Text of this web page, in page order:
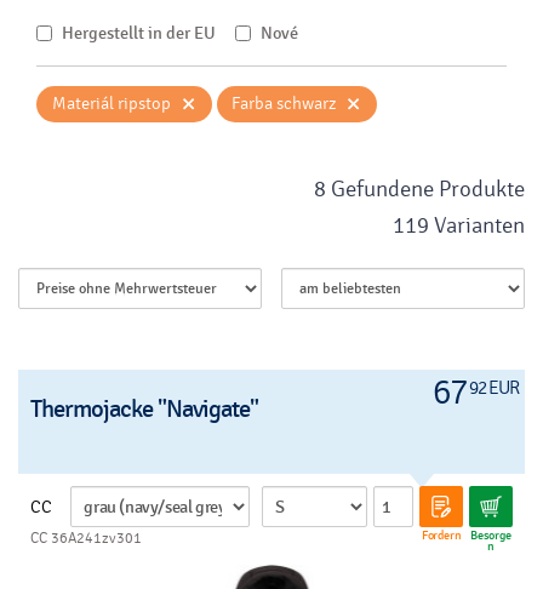
Hergestellt in der EU Nové
Materiál ripstop × Farba schwarz ×
8 Gefundene Produkte
119 Varianten
6792 EUR
Thermojacke "Navigate"
CC
Fordern Besorge
n
CC 36A241zv301